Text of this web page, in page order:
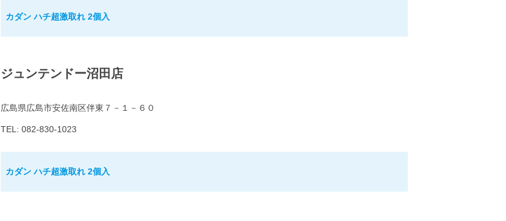
カダン ハチ超激取れ 2個入
ジュンテンドー沼田店
広島県広島市安佐南区伴東７－１－６０
TEL: 082-830-1023
カダン ハチ超激取れ 2個入